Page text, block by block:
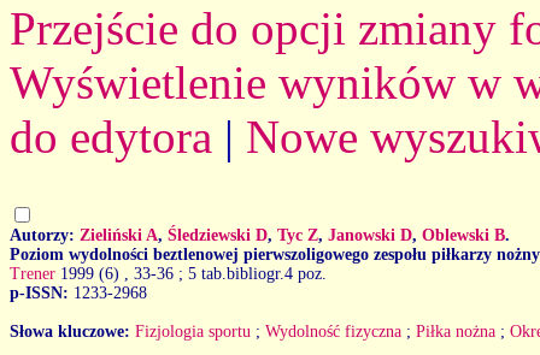
Przejście do opcji zmiany
Wyświetlenie wyników w
do edytora | Nowe
Autorzy: Zieliński A, Śledziewski D, Tyc Z, Janowski D, Oblewski B.
Poziom wydolności beztlenowej pierwszoligowego zespołu piłkarzy
Trener 1999 (6)
, 33-36 ; 5 tab.bibliogr.4 poz.
p-ISSN: 1233-2968
Słowa kluczowe: Fizjologia sportu ; Wydolność fizyczna ; Piłka nożna ;